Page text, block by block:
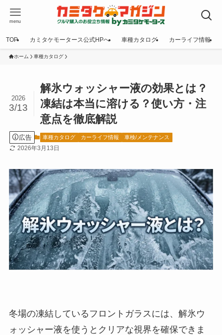
menu
TOP カミタケモータース公式HPへ 車種カタログ カーライフ情報
ホーム 車種カタログ
解氷ウォッシャー液の効果とは？
凍結は本当に溶ける？使い方・注
意点を徹底解説
2026
3/13
広告 車種カタログ カーライフ情報 車検/メンテナンス
2026年3月13日
冬場の凍結しているフロントガラスには、解氷ウ
ォッシャー液を使うとクリアな視界を確保できま